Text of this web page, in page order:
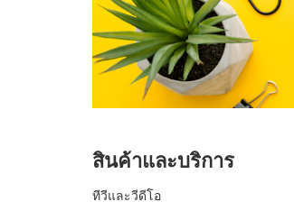
สินค้าและบริการ
ทีวีและวีดีโอ